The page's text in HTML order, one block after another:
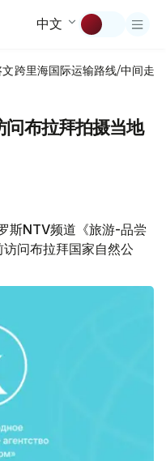
中文
跨里海国际运输路线/中间走廊
布拉拜拍摄当地
斯NTV频道《旅游-品尝
问布拉拜国家自然公